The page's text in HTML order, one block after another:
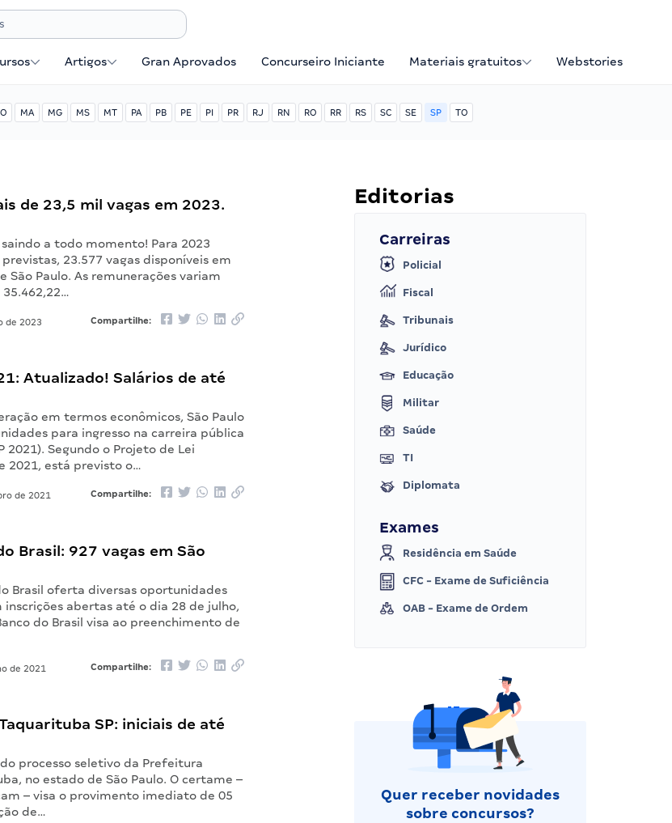
Artigos Gran Aprovados Concurseiro Iniciante Materiais gratuitos Webstories
MA MG MS MT PA PB PE PI PR RJ RN RO RR RS SC SE SP TO
de 23,5 mil vagas em 2023.
saindo a todo momento! Para 2023
23.577 vagas disponíveis em
São Paulo. As remunerações variam
35.462,22…
de 2023 Compartilhe:
Atualizado! Salários de até
em termos econômicos, São Paulo
para ingresso na carreira pública
2021). Segundo o Projeto de Lei
2021, está previsto o…
de 2021 Compartilhe:
Brasil: 927 vagas em São
Brasil oferta diversas oportunidades
inscrições abertas até o dia 28 de julho,
do Brasil visa ao preenchimento de
de 2021 Compartilhe:
SP: iniciais de até
processo seletivo da Prefeitura
no estado de São Paulo. O certame –
– visa o provimento imediato de 05
de…
Editorias
Carreiras
Policial
Fiscal
Tribunais
Jurídico
Educação
Militar
Saúde
TI
Diplomata
Exames
Residência em Saúde
CFC - Exame de Suficiência
OAB - Exame de Ordem
Quer receber novidades
sobre concursos?